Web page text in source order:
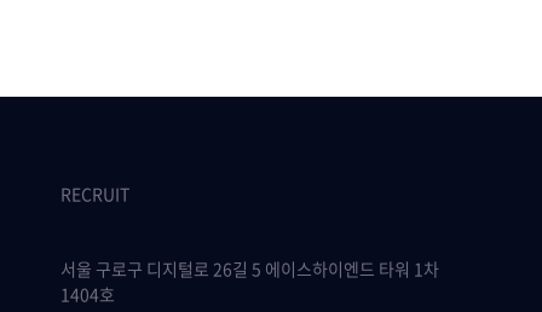
RECRUIT
서울 구로구 디지털로 26길 5 에이스하이엔드 타워 1차
1404호